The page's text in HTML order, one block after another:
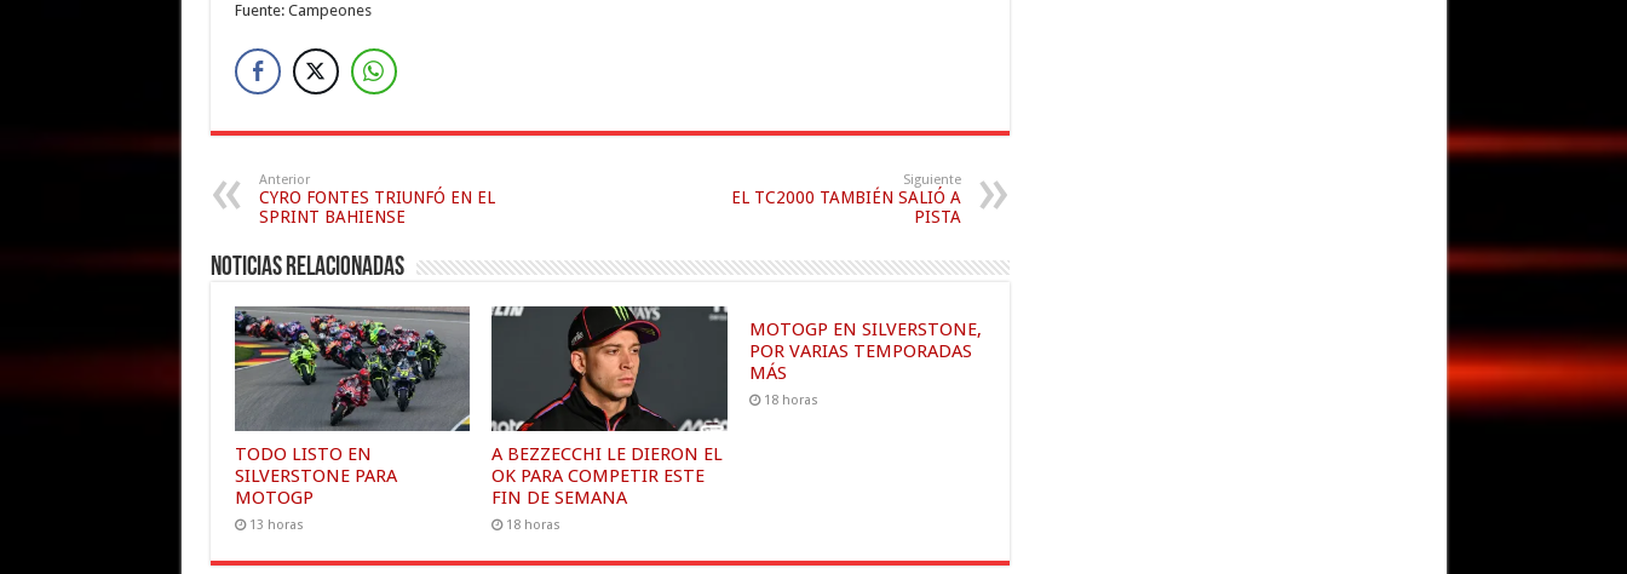
Fuente: Campeones
Anterior
CYRO FONTES TRIUNFÓ EN EL
SPRINT BAHIENSE
Siguiente
EL TC2000 TAMBIÉN SALIÓ A
PISTA
Noticias relacionadas
TODO LISTO EN
SILVERSTONE PARA
MOTOGP
13 horas
A BEZZECCHI LE DIERON EL
OK PARA COMPETIR ESTE
FIN DE SEMANA
18 horas
MOTOGP EN SILVERSTONE,
POR VARIAS TEMPORADAS
MÁS
18 horas